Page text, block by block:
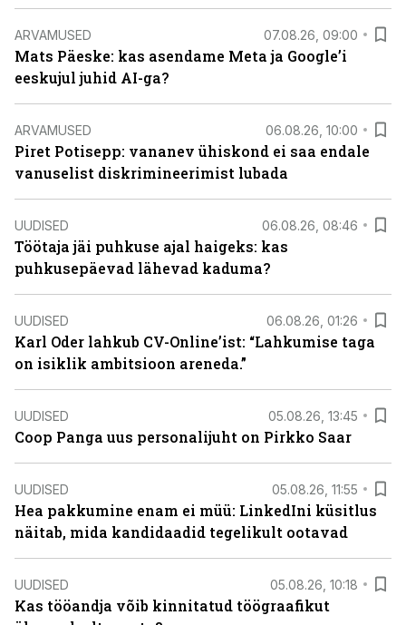
ARVAMUSED 07.08.26, 09:00
Mats Päeske: kas asendame Meta ja Google’i
eeskujul juhid AI-ga?
ARVAMUSED 06.08.26, 10:00
Piret Potisepp: vananev ühiskond ei saa endale
vanuselist diskrimineerimist lubada
UUDISED 06.08.26, 08:46
Töötaja jäi puhkuse ajal haigeks: kas
puhkusepäevad lähevad kaduma?
UUDISED 06.08.26, 01:26
Karl Oder lahkub CV-Online’ist: “Lahkumise taga
on isiklik ambitsioon areneda.”
UUDISED 05.08.26, 13:45
Coop Panga uus personalijuht on Pirkko Saar
UUDISED 05.08.26, 11:55
Hea pakkumine enam ei müü: LinkedIni küsitlus
näitab, mida kandidaadid tegelikult ootavad
UUDISED 05.08.26, 10:18
Kas tööandja võib kinnitatud töögraafikut